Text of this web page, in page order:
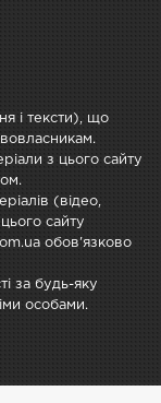
і тексти), що
з цього сайту
(відео,
сайту
обов'язково
за будь-яку
особами.